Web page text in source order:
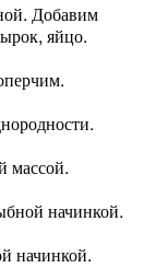
Добавим
яйцо.
массой.
начинкой.
начинкой.